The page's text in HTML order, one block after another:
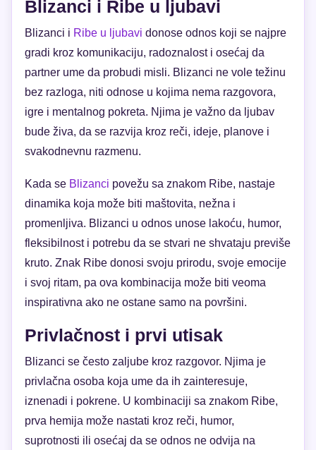
Blizanci i Ribe u ljubavi
Blizanci i Ribe u ljubavi donose odnos koji se najpre
gradi kroz komunikaciju, radoznalost i osećaj da
partner ume da probudi misli. Blizanci ne vole težinu
bez razloga, niti odnose u kojima nema razgovora,
igre i mentalnog pokreta. Njima je važno da ljubav
bude živa, da se razvija kroz reči, ideje, planove i
svakodnevnu razmenu.
Kada se Blizanci povežu sa znakom Ribe, nastaje
dinamika koja može biti maštovita, nežna i
promenljiva. Blizanci u odnos unose lakoću, humor,
fleksibilnost i potrebu da se stvari ne shvataju previše
kruto. Znak Ribe donosi svoju prirodu, svoje emocije
i svoj ritam, pa ova kombinacija može biti veoma
inspirativna ako ne ostane samo na površini.
Privlačnost i prvi utisak
Blizanci se često zaljube kroz razgovor. Njima je
privlačna osoba koja ume da ih zainteresuje,
iznenadi i pokrene. U kombinaciji sa znakom Ribe,
prva hemija može nastati kroz reči, humor,
suprotnosti ili osećaj da se odnos ne odvija na